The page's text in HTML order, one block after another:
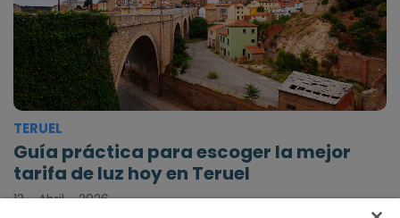
TERUEL
Guía práctica para escoger la mejor
tarifa de luz hoy en Teruel
13 - Abril - 2026